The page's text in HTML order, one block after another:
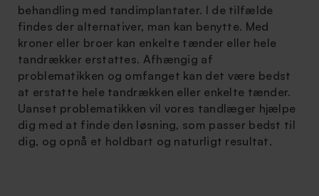
behandling med tandimplantater. I de tilfælde
findes der alternativer, man kan benytte. Med
kroner eller broer kan enkelte tænder eller hele
tandrækker erstattes. Afhængig af
problematikken og omfanget kan det være bedst
at erstatte hele tandrækken eller enkelte tænder.
Uanset problematikken vil vores tandlæger hjælpe
dig med at finde den løsning, som passer bedst til
dig, og opnå et holdbart og naturligt resultat.